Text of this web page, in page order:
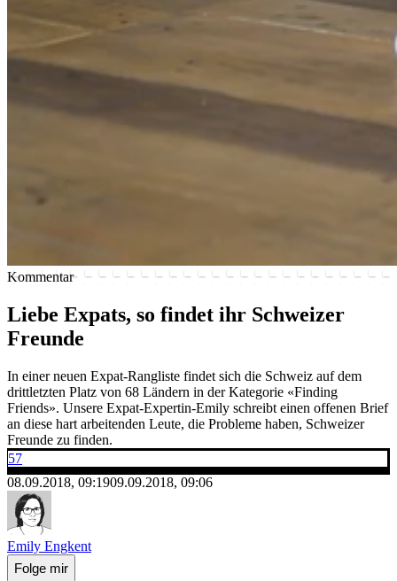
Kommentar
Liebe Expats, so findet ihr Schweizer
Freunde
In einer neuen Expat-Rangliste findet sich die Schweiz auf dem
drittletzten Platz von 68 Ländern in der Kategorie «Finding
Friends». Unsere Expat-Expertin-Emily schreibt einen offenen Brief
an diese hart arbeitenden Leute, die Probleme haben, Schweizer
Freunde zu finden.
57
08.09.2018, 09:1909.09.2018, 09:06
Emily Engkent
Folge mir